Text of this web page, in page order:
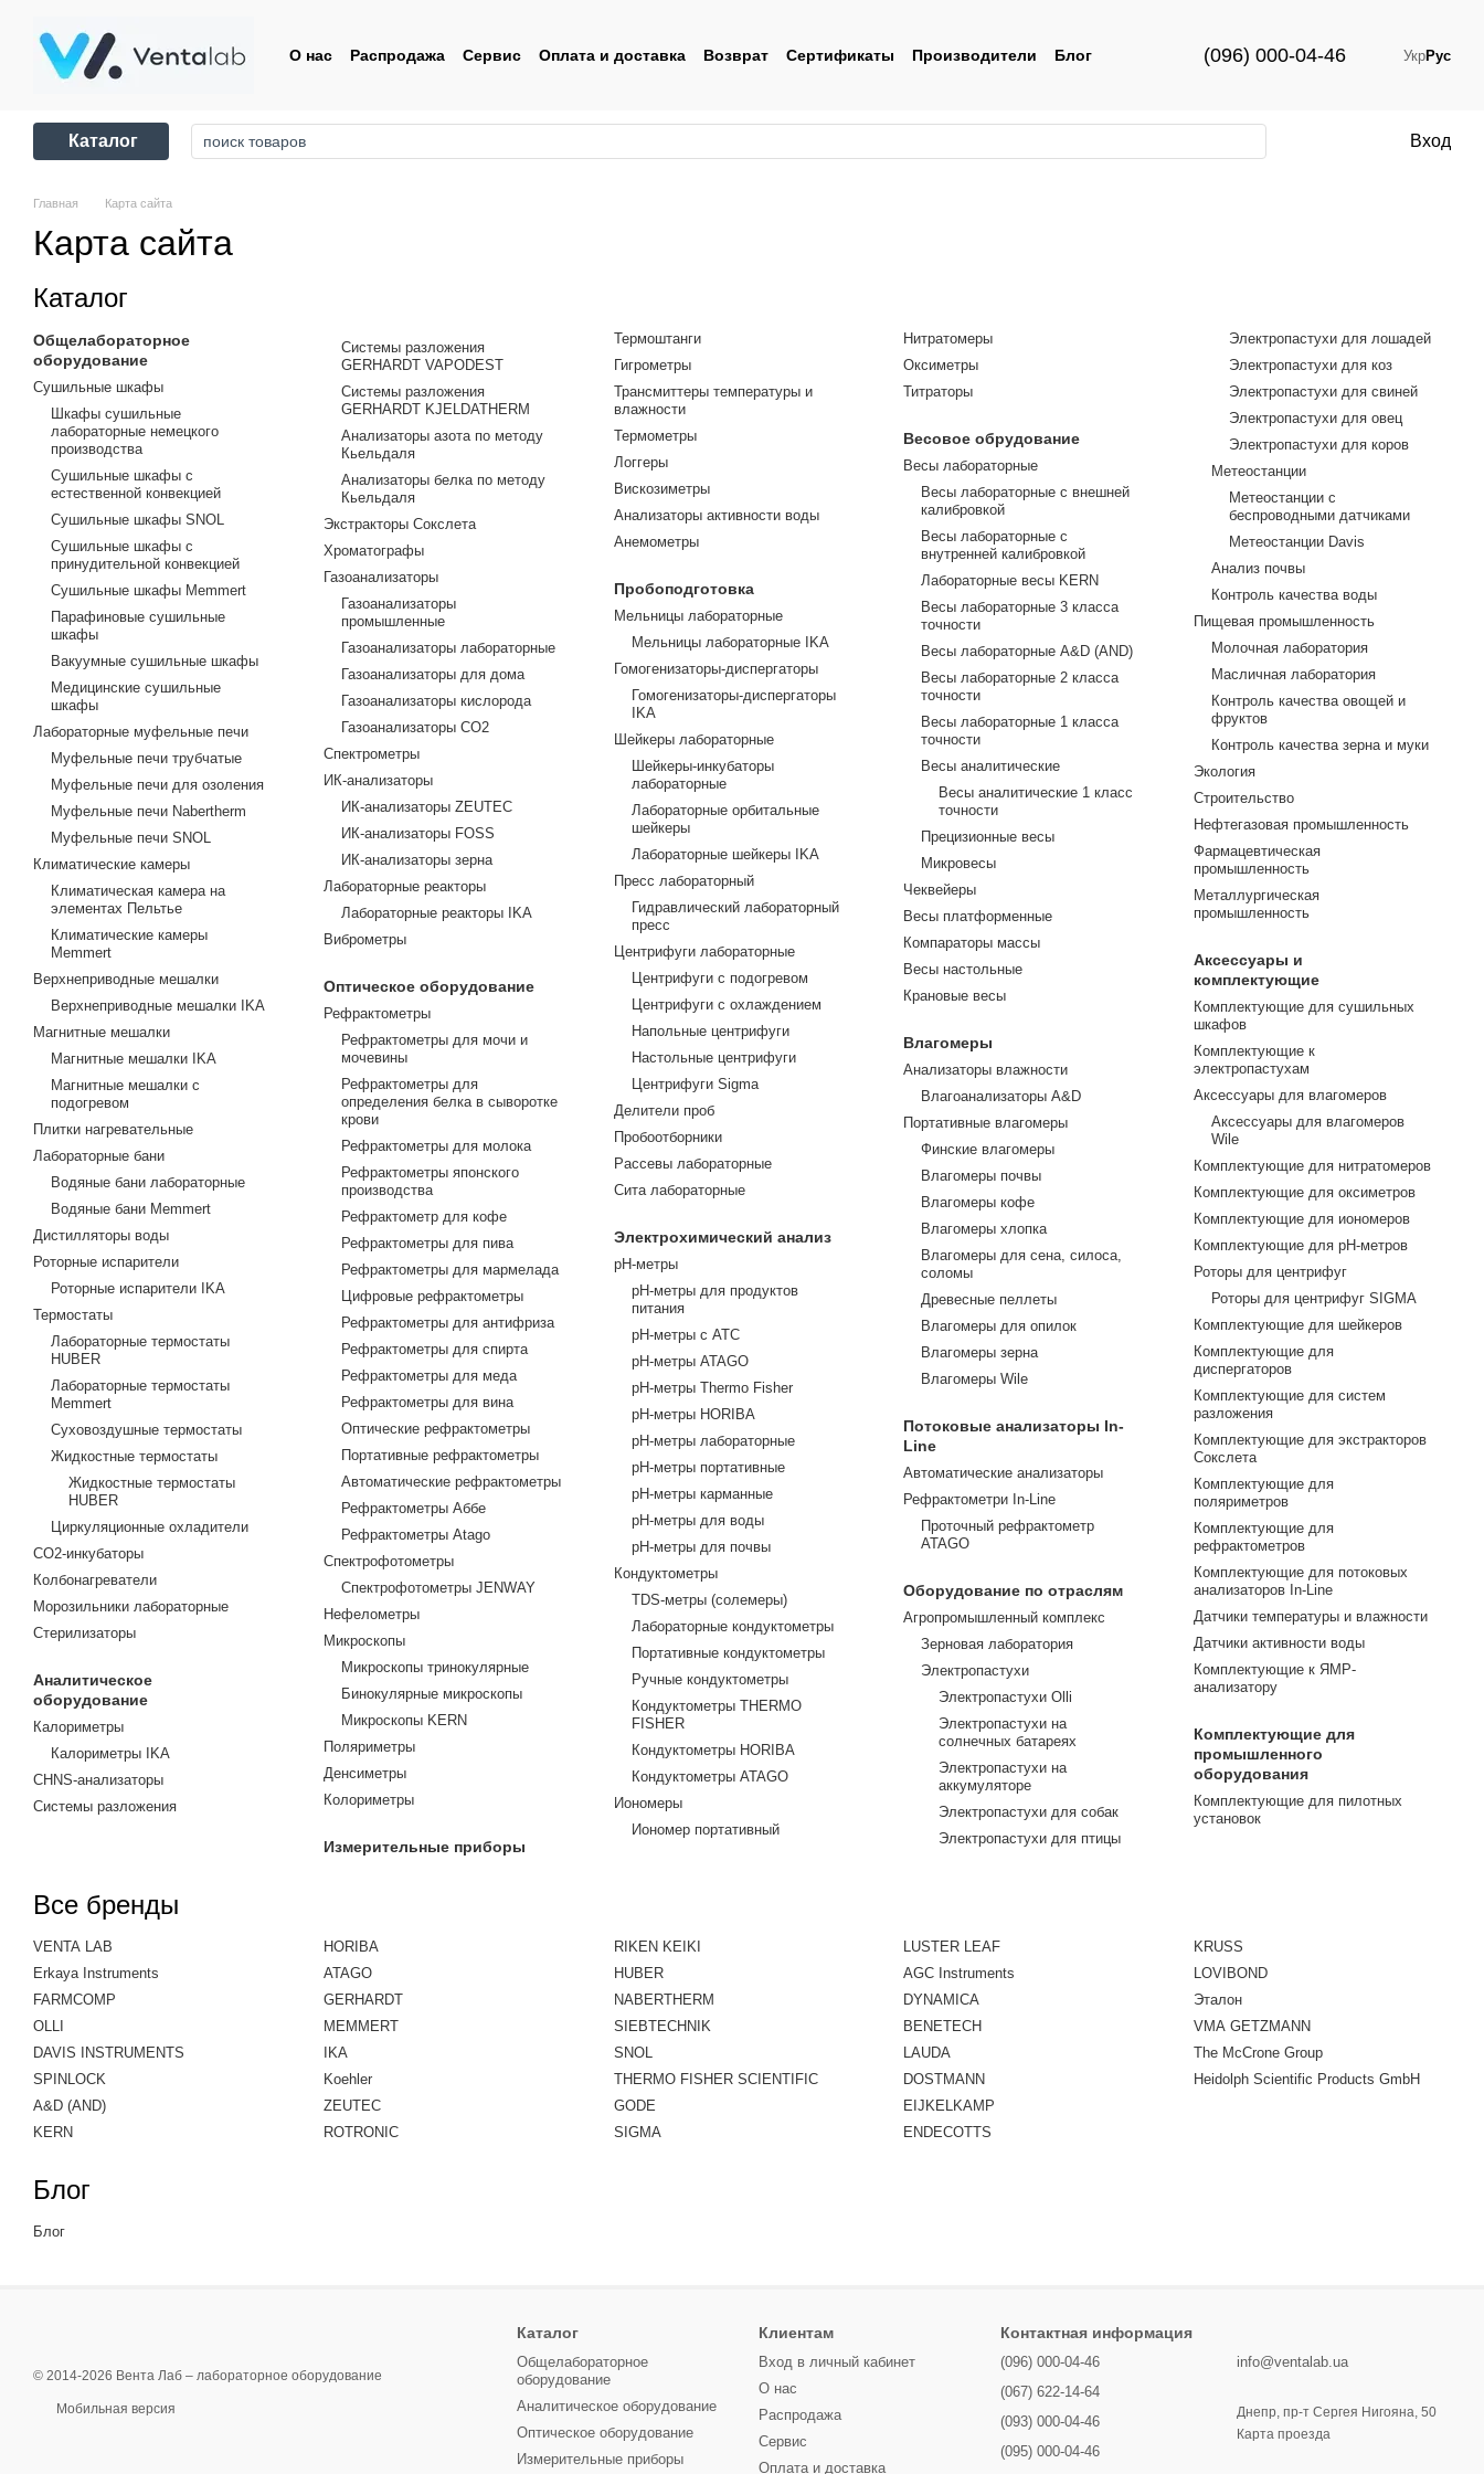
О нас Распродажа Сервис Оплата и доставка Возврат Сертификаты Производители
Блог
(096) 000-04-46 УкрРус
Каталог Вход
Главная Карта сайта
Карта сайта
Каталог
Общелабораторное
оборудование
Сушильные шкафы
Шкафы сушильные
лабораторные немецкого
производства
Сушильные шкафы с
естественной конвекцией
Сушильные шкафы SNOL
Сушильные шкафы с
принудительной конвекцией
Сушильные шкафы Memmert
Парафиновые сушильные
шкафы
Вакуумные сушильные шкафы
Медицинские сушильные
шкафы
Лабораторные муфельные печи
Муфельные печи трубчатые
Муфельные печи для озоления
Муфельные печи Nabertherm
Муфельные печи SNOL
Климатические камеры
Климатическая камера на
элементах Пельтье
Климатические камеры
Memmert
Верхнеприводные мешалки
Верхнеприводные мешалки IKA
Магнитные мешалки
Магнитные мешалки IKA
Магнитные мешалки с
подогревом
Плитки нагревательные
Лабораторные бани
Водяные бани лабораторные
Водяные бани Memmert
Дистилляторы воды
Роторные испарители
Роторные испарители IKA
Термостаты
Лабораторные термостаты
HUBER
Лабораторные термостаты
Memmert
Суховоздушные термостаты
Жидкостные термостаты
Жидкостные термостаты
HUBER
Циркуляционные охладители
CO2-инкубаторы
Колбонагреватели
Морозильники лабораторные
Стерилизаторы
Аналитическое
оборудование
Калориметры
Калориметры IKA
CHNS-анализаторы
Системы разложения
Системы разложения
GERHARDT VAPODEST
Системы разложения
GERHARDT KJELDATHERM
Анализаторы азота по методу
Кьельдаля
Анализаторы белка по методу
Кьельдаля
Экстракторы Сокслета
Хроматографы
Газоанализаторы
Газоанализаторы
промышленные
Газоанализаторы лабораторные
Газоанализаторы для дома
Газоанализаторы кислорода
Газоанализаторы CO2
Спектрометры
ИК-анализаторы
ИК-анализаторы ZEUTEC
ИК-анализаторы FOSS
ИК-анализаторы зерна
Лабораторные реакторы
Лабораторные реакторы IKA
Виброметры
Оптическое оборудование
Рефрактометры
Рефрактометры для мочи и
мочевины
Рефрактометры для
определения белка в сыворотке
крови
Рефрактометры для молока
Рефрактометры японского
производства
Рефрактометр для кофе
Рефрактометры для пива
Рефрактометры для мармелада
Цифровые рефрактометры
Рефрактометры для антифриза
Рефрактометры для спирта
Рефрактометры для меда
Рефрактометры для вина
Оптические рефрактометры
Портативные рефрактометры
Автоматические рефрактометры
Рефрактометры Аббе
Рефрактометры Atago
Спектрофотометры
Спектрофотометры JENWAY
Нефелометры
Микроскопы
Микроскопы тринокулярные
Бинокулярные микроскопы
Микроскопы KERN
Поляриметры
Денсиметры
Колориметры
Измерительные приборы
Термоштанги
Гигрометры
Трансмиттеры температуры и
влажности
Термометры
Логгеры
Вискозиметры
Анализаторы активности воды
Анемометры
Пробоподготовка
Мельницы лабораторные
Мельницы лабораторные IKA
Гомогенизаторы-диспергаторы
Гомогенизаторы-диспергаторы
IKA
Шейкеры лабораторные
Шейкеры-инкубаторы
лабораторные
Лабораторные орбитальные
шейкеры
Лабораторные шейкеры IKA
Пресс лабораторный
Гидравлический лабораторный
пресс
Центрифуги лабораторные
Центрифуги с подогревом
Центрифуги с охлаждением
Напольные центрифуги
Настольные центрифуги
Центрифуги Sigma
Делители проб
Пробоотборники
Рассевы лабораторные
Сита лабораторные
Электрохимический анализ
pH-метры
pH-метры для продуктов
питания
pH-метры с ATC
pH-метры ATAGO
pH-метры Thermo Fisher
pH-метры HORIBA
pH-метры лабораторные
pH-метры портативные
pH-метры карманные
pH-метры для воды
pH-метры для почвы
Кондуктометры
TDS-метры (солемеры)
Лабораторные кондуктометры
Портативные кондуктометры
Ручные кондуктометры
Кондуктометры THERMO
FISHER
Кондуктометры HORIBA
Кондуктометры ATAGO
Иономеры
Иономер портативный
Нитратомеры
Оксиметры
Титраторы
Весовое обрудование
Весы лабораторные
Весы лабораторные с внешней
калибровкой
Весы лабораторные с
внутренней калибровкой
Лабораторные весы KERN
Весы лабораторные 3 класса
точности
Весы лабораторные A&D (AND)
Весы лабораторные 2 класса
точности
Весы лабораторные 1 класса
точности
Весы аналитические
Весы аналитические 1 класс
точности
Прецизионные весы
Микровесы
Чеквейеры
Весы платформенные
Компараторы массы
Весы настольные
Крановые весы
Влагомеры
Анализаторы влажности
Влагоанализаторы A&D
Портативные влагомеры
Финские влагомеры
Влагомеры почвы
Влагомеры кофе
Влагомеры хлопка
Влагомеры для сена, силоса,
соломы
Древесные пеллеты
Влагомеры для опилок
Влагомеры зерна
Влагомеры Wile
Потоковые анализаторы In-
Line
Автоматические анализаторы
Рефрактометри In-Line
Проточный рефрактометр
ATAGO
Оборудование по отраслям
Агропромышленный комплекс
Зерновая лаборатория
Электропастухи
Электропастухи Olli
Электропастухи на
солнечных батареях
Электропастухи на
аккумуляторе
Электропастухи для собак
Электропастухи для птицы
Электропастухи для лошадей
Электропастухи для коз
Электропастухи для свиней
Электропастухи для овец
Электропастухи для коров
Метеостанции
Метеостанции с
беспроводными датчиками
Метеостанции Davis
Анализ почвы
Контроль качества воды
Пищевая промышленность
Молочная лаборатория
Масличная лаборатория
Контроль качества овощей и
фруктов
Контроль качества зерна и муки
Экология
Строительство
Нефтегазовая промышленность
Фармацевтическая
промышленность
Металлургическая
промышленность
Аксессуары и
комплектующие
Комплектующие для сушильных
шкафов
Комплектующие к
электропастухам
Аксессуары для влагомеров
Аксессуары для влагомеров
Wile
Комплектующие для нитратомеров
Комплектующие для оксиметров
Комплектующие для иономеров
Комплектующие для pH-метров
Роторы для центрифуг
Роторы для центрифуг SIGMA
Комплектующие для шейкеров
Комплектующие для
диспергаторов
Комплектующие для систем
разложения
Комплектующие для экстракторов
Сокслета
Комплектующие для
поляриметров
Комплектующие для
рефрактометров
Комплектующие для потоковых
анализаторов In-Line
Датчики температуры и влажности
Датчики активности воды
Комплектующие к ЯМР-
анализатору
Комплектующие для
промышленного
оборудования
Комплектующие для пилотных
установок
Все бренды
VENTA LAB
Erkaya Instruments
FARMCOMP
OLLI
DAVIS INSTRUMENTS
SPINLOCK
A&D (AND)
KERN
HORIBA
ATAGO
GERHARDT
MEMMERT
IKA
Koehler
ZEUTEC
ROTRONIC
RIKEN KEIKI
HUBER
NABERTHERM
SIEBTECHNIK
SNOL
THERMO FISHER SCIENTIFIC
GODE
SIGMA
LUSTER LEAF
AGC Instruments
DYNAMICA
BENETECH
LAUDA
DOSTMANN
EIJKELKAMP
ENDECOTTS
KRUSS
LOVIBOND
Эталон
VMA GETZMANN
The McCrone Group
Heidolph Scientific Products GmbH
Блог
Блог
© 2014-2026 Вента Лаб – лабораторное оборудование
Мобильная версия
Каталог
Общелабораторное
оборудование
Аналитическое оборудование
Оптическое оборудование
Измерительные приборы
Клиентам
Вход в личный кабинет
О нас
Распродажа
Сервис
Оплата и доставка
Контактная информация
(096) 000-04-46
(067) 622-14-64
(093) 000-04-46
(095) 000-04-46
info@ventalab.ua
Днепр, пр-т Сергея Нигояна, 50
Карта проезда